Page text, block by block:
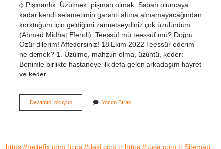
ѻ Pişmanlık: Üzülmek, pişman olmak: Sabah oluncaya
kadar kendi selametimin garanti altına alınamayacağından
korktuğum için geldiğimi zannetseydiniz çok üzülürdüm
(Ahmed Midhat Efendi). Teessüf mü teessüf mü? Doğru:
Özür dilerim! Affedersiniz! 18 Ekim 2022 Teessür ederim
ne demek? 1. Üzülme, mahzun olma, üzüntü, keder:
Benimle birlikte hastaneye ilk defa gelen arkadaşım hayret
ve keder…
Devamını okuyunTeessüf
Ederim
Yorum Bırak
https://nettefix.com https://daki.com.tr https://cusa.com.tr Sitemap